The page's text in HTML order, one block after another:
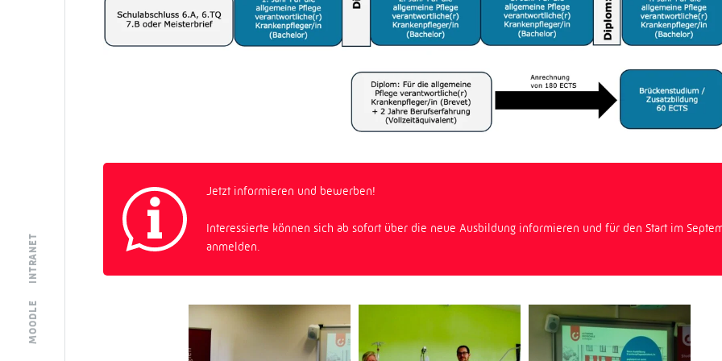
MOODLE
INTRANET
Jetzt informieren und bewerben!
Interessierte können sich ab sofort über die neue Ausbildung informieren und für den Start im
anmelden.